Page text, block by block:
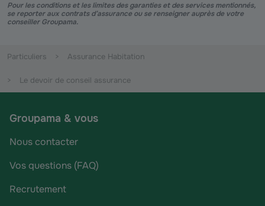
Pour les conditions et les limites des garanties et des services mentionnés,
se reporter aux contrats d’assurance ou se renseigner auprès de votre
conseiller Groupama.
Particuliers Assurance Habitation
Le devoir de conseil assurance
Groupama & vous
Nous contacter
Vos questions (FAQ)
Recrutement